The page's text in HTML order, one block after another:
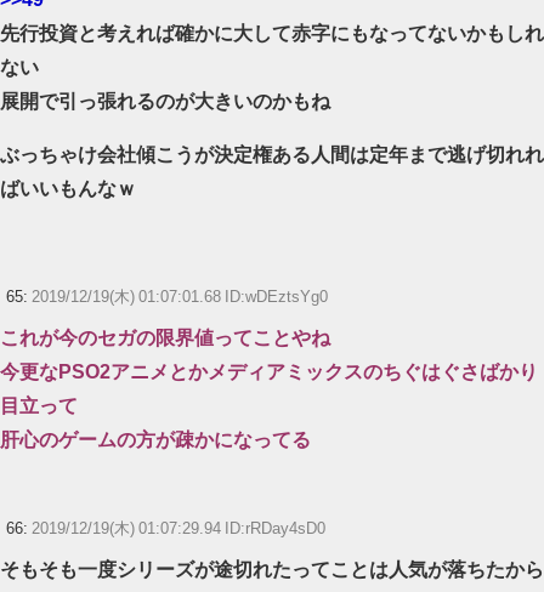
先行投資と考えれば確かに大して赤字にもなってないかもしれ
ない
展開で引っ張れるのが大きいのかもね
ぶっちゃけ会社傾こうが決定権ある人間は定年まで逃げ切れれ
ばいいもんなｗ
65: 2019/12/19(木) 01:07:01.68 ID:wDEztsYg0
これが今のセガの限界値ってことやね
今更なPSO2アニメとかメディアミックスのちぐはぐさばかり
目立って
肝心のゲームの方が疎かになってる
66: 2019/12/19(木) 01:07:29.94 ID:rRDay4sD0
そもそも一度シリーズが途切れたってことは人気が落ちたから